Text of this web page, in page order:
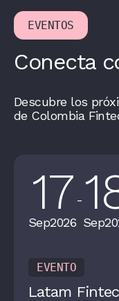
EVENTOS
Conecta
Descubre los
de Colombia
17
Sep2026
-
Sep
EVENTO
Latam